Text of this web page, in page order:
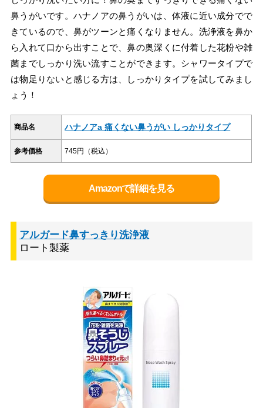
鼻うがいです。ハナノアの鼻うがいは、体液に近い成分でで
きているので、鼻がツーンと痛くなりません。洗浄液を鼻か
ら入れて口から出すことで、鼻の奥深くに付着した花粉や雑
菌までしっかり洗い流すことができます。シャワータイプで
は物足りないと感じる方は、しっかりタイプを試してみまし
ょう！
商品名 ハナノアa 痛くない鼻うがい しっかりタイプ
参考価格 745円（税込）
Amazonで詳細を見る
アルガード鼻すっきり洗浄液
ロート製薬